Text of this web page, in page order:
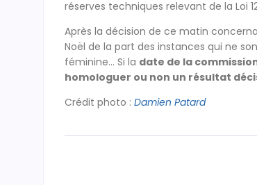
réserves techniques relevant de la Loi
Après la décision de ce matin
Noël de la part des instances qui ne
féminine… Si la date de la
homologuer ou non un résultat
Crédit photo : Damien Patard